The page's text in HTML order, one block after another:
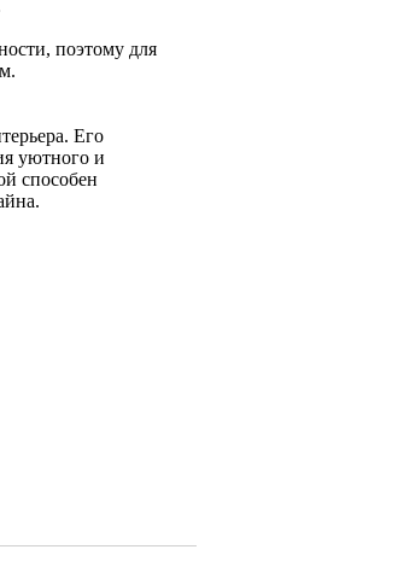
поэтому для
Его
уютного и
способен